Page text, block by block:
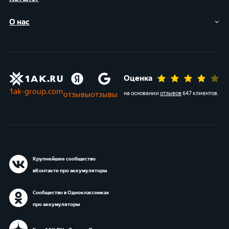
О нас
1ak-group.comотзывыотзывы
Оценка
на основании отзывов647 клиентов.
Крупнейшее сообщество
вКонтакте про аккумуляторы
Сообщество в Одноклассниках
про аккумуляторы